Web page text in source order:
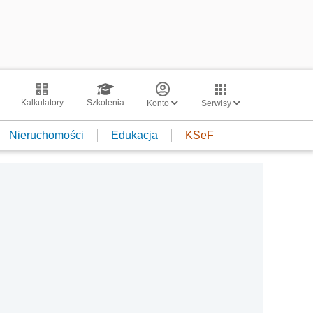
Kalkulatory Szkolenia Konto Serwisy
Nieruchomości Edukacja KSeF